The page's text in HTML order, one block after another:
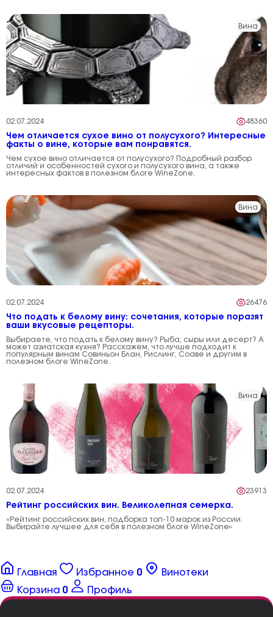
Вина
02.07.2024 48360
Чем отличается сухое вино от полусухого? Интересные
факты о вине, которые вам понравятся.
Чем сухое вино отличается от полусухого? Подробный разбор
отличий и особенностей сухого и полусухого вина, а также
интересных фактов в полезном блоге WineZone.
Вина
02.07.2024 26476
Что подать к белому вину: сочетания, которые поразят
ваши вкусовые рецепторы.
Выбираете, что подать к белому вину? Рыба, сыры или десерт? А
может азиатская кухня? Расскажем, что лучше подходит к
популярным винам Совиньон Блан, Рислинг, Соаве и другим в
полезном блоге WineZone.
Вина
02.07.2024 23913
Рейтинг российских вин. Великолепная семерка.
«Рейтинг российских вин, подборка топ-10 марок из России.
Выбирайте лучшее для себя в полезном блоге WineZone»
Главная Избранное 0
Винотеки
Корзина 0 Профиль